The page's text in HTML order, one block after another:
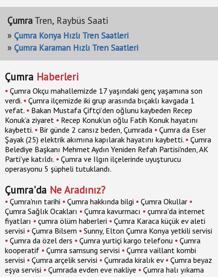
Çumra Tren, Raybüs Saati
» Çumra Konya Hızlı Tren Saatleri
» Çumra Karaman Hızlı Tren Saatleri
Çumra Haberleri
• Çumra Okçu mahallemizde 17 yaşındaki genç yaşamına son
verdi. • Çumra ilçemizde iki grup arasında bıçaklı kavgada 1
vefat. • Bakan Mustafa Çiftçi’den oğlunu kaybeden Recep
Konuk’a ziyaret • Recep Konuk’un oğlu Fatih Konuk hayatını
kaybetti. • Bir günde 2 cansız beden, Çumrada • Çumra da Eser
Şayak (25) elektrik akımına kapılarak hayatını kaybetti. • Çumra
Belediye Başkanı Mehmet Aydın Yeniden Refah Partisi'nden, AK
Parti'ye katıldı. • Çumra ve Ilgın ilçelerinde uyuşturucu
operasyonu 5 şüpheli tutuklandı.
Çumra'da Ne Aradınız?
• Çumra'nın tarihi • Çumra hakkında bilgi • Çumra Okullar •
Çumra Sağlık Ocakları • Çumra kavurmacı • çumra'da internet
fiyatları • çumra ölüm haberleri • Çumra Karaca küçük ev aleti
servisi • Çumra Bilsem • Sunny, Elton Çumra Konya yetkili servisi
• Çumra da özel ders • Çumra yurtiçi kargo telefonu • Çumra
kooperatif • Çumra samsung servisi • Çumra vaillant kombi
servisi • Çumra arçelik servisi • Çumrada kiralık ev • Çumra beyaz
eşya servisi • Çumrada evden eve nakliye • Çumra halı yıkama